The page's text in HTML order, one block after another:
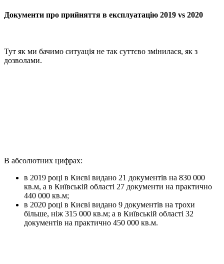
Документи про прийняття в експлуатацію 2019 vs 2020
Тут як ми бачимо ситуація не так суттєво змінилася, як з
дозволами.
В абсолютних цифрах:
в 2019 році в Києві видано 21 документів на 830 000
кв.м, а в Київській області 27 документи на практично
440 000 кв.м;
в 2020 році в Києві видано 9 документів на трохи
більше, ніж 315 000 кв.м; а в Київській області 32
документів на практично 450 000 кв.м.